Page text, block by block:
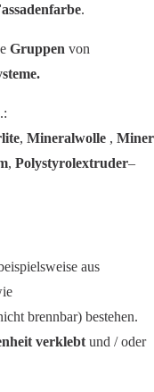
.
Gruppen von
, Mineralwolle ,
, Polystyrolextruder–
aus
brennbar) bestehen.
verklebt und / oder